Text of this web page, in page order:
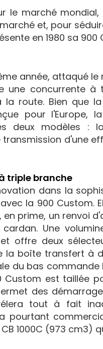
le marché
et, pour
en 1980 sa 900
année, attaqué le
une concurrente
la route. Bien que
pour l'Europe,
deux modèles :
transmission d'une
triple branche
dans la
la 900 Custom.
prime, un renvoi
Une
offre deux
la boîte transfert à
du bas
Custom est taillée
des
tout à fait
pourtant
1000C (973 cm3)